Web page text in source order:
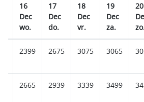
16
Dec
wo.
17
Dec
do.
18
Dec
vr.
19
Dec
za.
20
2399 2675 3075 3065
2665 2939 3339 3499